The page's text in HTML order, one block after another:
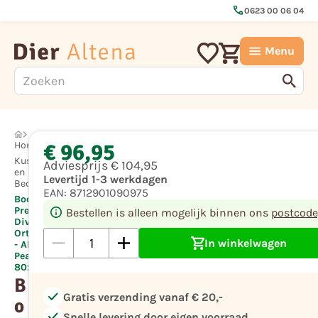
call0623 00 06 04
Menu
Hond
Kussens
en
Bedden
Boony
Premium
Divan
Orthopedisch
- Almond
Peach
80x60x25cm
B
o
€ 96,95
Adviesprijs€ 104,95
Levertijd 1-3 werkdagen
EAN: 8712901090975
Bestellen is alleen mogelijk binnen ons
In winkelwagen
check Gratis verzending vanaf € 20,-